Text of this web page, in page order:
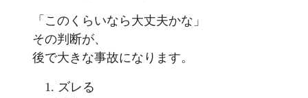
「このくらいなら大丈夫かな」
その判断が、
後で大きな事故になります。
ズレる